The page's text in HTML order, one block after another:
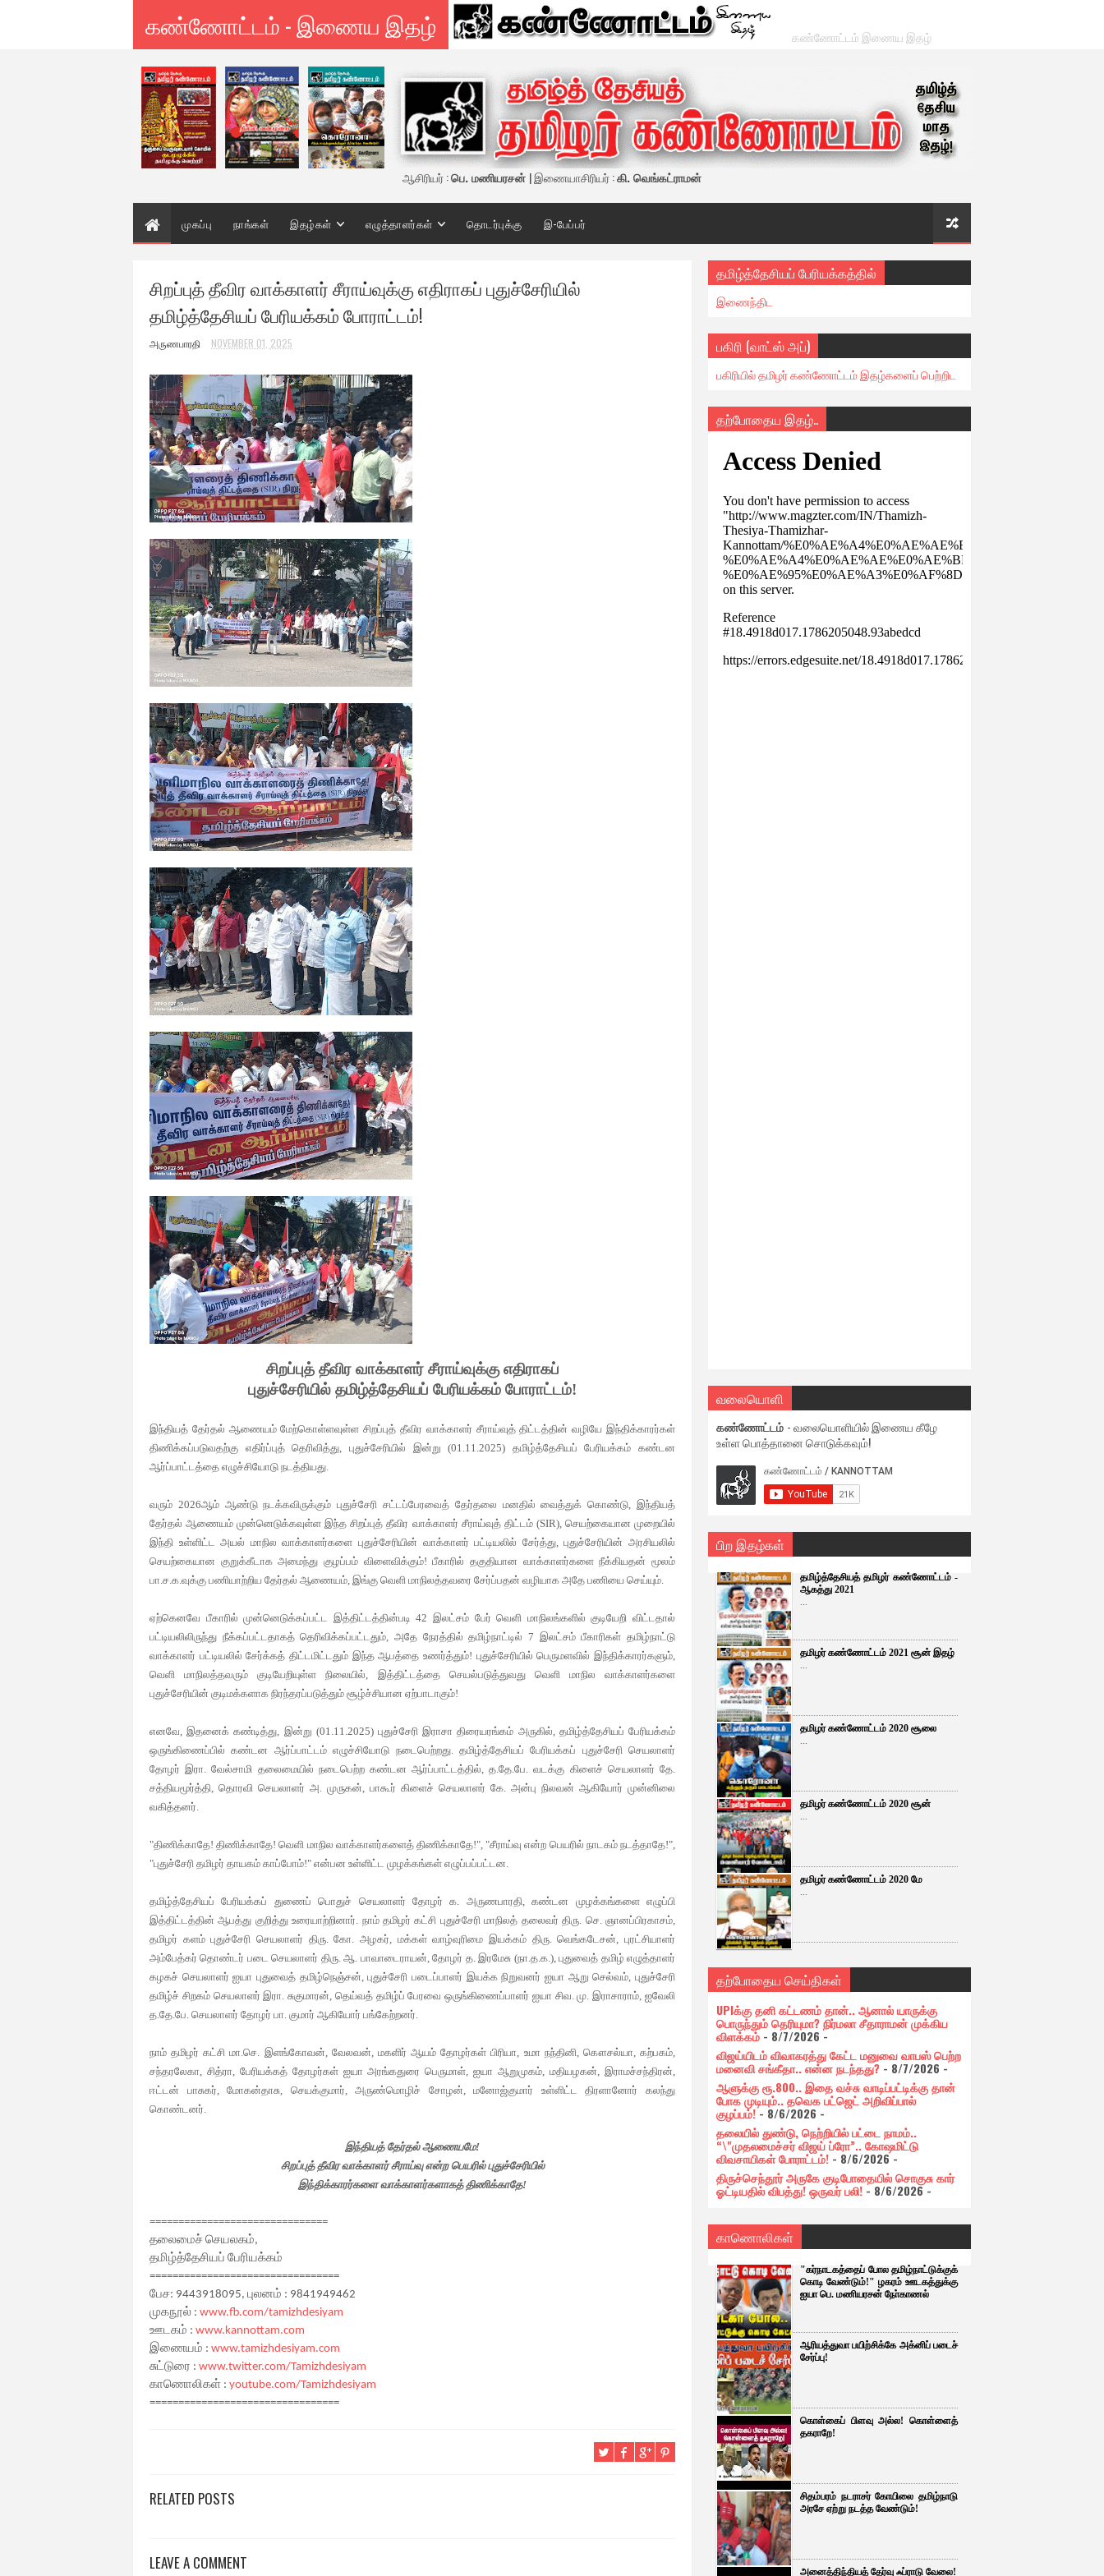
கண்ணோட்டம் - இணைய இதழ் கண்ணோட்டம் இணைய இதழ்
ஆசிரியர் :பெ. மணியரசன் | இணையாசிரியர் :கி. வெங்கட்ராமன்
முகப்பு நாங்கள் இதழ்கள் எழுத்தாளர்கள் தொடர்புக்கு இ-பேப்பர்
சிறப்புத் தீவிர வாக்காளர் சீராய்வுக்கு எதிராகப் புதுச்சேரியில்
தமிழ்த்தேசியப் பேரியக்கம் போராட்டம்!
அருணபாரதி NOVEMBER 01, 2025
சிறப்புத் தீவிர வாக்காளர் சீராய்வுக்கு எதிராகப்
புதுச்சேரியில் தமிழ்த்தேசியப் பேரியக்கம் போராட்டம்!
இந்தியத் தேர்தல் ஆணையம் மேற்கொள்ளவுள்ள சிறப்புத் தீவிர வாக்காளர் சீராய்வுத் திட்டத்தின் வழியே இந்திக்காரர்கள்
திணிக்கப்படுவதற்கு எதிர்ப்புத் தெரிவித்து, புதுச்சேரியில் இன்று (01.11.2025) தமிழ்த்தேசியப் பேரியக்கம் கண்டன
ஆர்ப்பாட்டத்தை எழுச்சியோடு நடத்தியது.
வரும் 2026ஆம் ஆண்டு நடக்கவிருக்கும் புதுச்சேரி சட்டப்பேரவைத் தேர்தலை மனதில் வைத்துக் கொண்டு, இந்தியத்
தேர்தல் ஆணையம் முன்னெடுக்கவுள்ள இந்த சிறப்புத் தீவிர வாக்காளர் சீராய்வுத் திட்டம் (SIR), செயற்கையான முறையில்
இந்தி உள்ளிட்ட அயல் மாநில வாக்காளர்களை புதுச்சேரியின் வாக்காளர் பட்டியலில் சேர்த்து, புதுச்சேரியின் அரசியலில்
செயற்கையான குறுக்கீடாக அமைந்து குழப்பம் விளைவிக்கும்! பீகாரில் தகுதியான வாக்காளர்களை நீக்கியதன் மூலம்
பா.ச.க.வுக்கு பணியாற்றிய தேர்தல் ஆணையம், இங்கு வெளி மாநிலத்தவரை சேர்ப்பதன் வழியாக அதே பணியை செய்யும்.
ஏற்கெனவே பீகாரில் முன்னெடுக்கப்பட்ட இத்திட்டத்தின்படி 42 இலட்சம் பேர் வெளி மாநிலங்களில் குடியேறி விட்டதால்
பட்டியலிலிருந்து நீக்கப்பட்டதாகத் தெரிவிக்கப்பட்டதும், அதே நேரத்தில் தமிழ்நாட்டில் 7 இலட்சம் பீகாரிகள் தமிழ்நாட்டு
வாக்காளர் பட்டியலில் சேர்க்கத் திட்டமிட்டதும் இந்த ஆபத்தை உணர்த்தும்! புதுச்சேரியில் பெருமளவில் இந்திக்காரர்களும்,
வெளி மாநிலத்தவரும் குடியேறியுள்ள நிலையில், இத்திட்டத்தை செயல்படுத்துவது வெளி மாநில வாக்காளர்களை
புதுச்சேரியின் குடிமக்களாக நிரந்தரப்படுத்தும் சூழ்ச்சியான ஏற்பாடாகும்!
எனவே, இதனைக் கண்டித்து, இன்று (01.11.2025) புதுச்சேரி இராசா திரையரங்கம் அருகில், தமிழ்த்தேசியப் பேரியக்கம்
ஒருங்கிணைப்பில் கண்டன ஆர்ப்பாட்டம் எழுச்சியோடு நடைபெற்றது. தமிழ்த்தேசியப் பேரியக்கப் புதுச்சேரி செயலாளர்
தோழர் இரா. வேல்சாமி தலைமையில் நடைபெற்ற கண்டன ஆர்ப்பாட்டத்தில், த.தே.பே. வடக்கு கிளைச் செயலாளர் தே.
சத்தியமூர்த்தி, தொரவி செயலாளர் அ. முருகன், பாகூர் கிளைச் செயலாளர் கே. அன்பு நிலவன் ஆகியோர் முன்னிலை
வகித்தனர்.
"திணிக்காதே! திணிக்காதே! வெளி மாநில வாக்காளர்களைத் திணிக்காதே!", "சீராய்வு என்ற பெயரில் நாடகம் நடத்தாதே!",
"புதுச்சேரி தமிழர் தாயகம் காப்போம்!" என்பன உள்ளிட்ட முழக்கங்கள் எழுப்பப்பட்டன.
தமிழ்த்தேசியப் பேரியக்கப் துணைப் பொதுச் செயலாளர் தோழர் க. அருணபாரதி, கண்டன முழக்கங்களை எழுப்பி
இத்திட்டத்தின் ஆபத்து குறித்து உரையாற்றினார். நாம் தமிழர் கட்சி புதுச்சேரி மாநிலத் தலைவர் திரு. செ. ஞானப்பிரகாசம்,
தமிழர் களம் புதுச்சேரி செயலாளர் திரு. கோ. அழகர், மக்கள் வாழ்வுரிமை இயக்கம் திரு. வெங்கடேசன், புரட்சியாளர்
அம்பேத்கர் தொண்டர் படை செயலாளர் திரு. ஆ. பாவாடைராயன், தோழர் த. இரமேசு (நா.த.க.), புதுவைத் தமிழ் எழுத்தாளர்
கழகச் செயலாளர் ஐயா புதுவைத் தமிழ்நெஞ்சன், புதுச்சேரி படைப்பாளர் இயக்க நிறுவனர் ஐயா ஆறு செல்வம், புதுச்சேரி
தமிழ்ச் சிறகம் செயலாளர் இரா. சுகுமாரன், தெய்வத் தமிழ்ப் பேரவை ஒருங்கிணைப்பாளர் ஐயா சிவ. மு. இராசாராம், ஐவேலி
த.தே.பே. செயலாளர் தோழர் பா. குமார் ஆகியோர் பங்கேற்றனர்.
நாம் தமிழர் கட்சி மா.செ. இளங்கோவன், வேலவன், மகளிர் ஆயம் தோழர்கள் பிரியா, உமா நந்தினி, கௌசல்யா, கற்பகம்,
சந்தரலேகா, சித்ரா, பேரியக்கத் தோழர்கள் ஐயா அரங்கதுரை பெருமாள், ஐயா ஆறுமுகம், மதியழகன், இராமச்சந்திரன்,
ஈட்டன் பாசுகர், மோகன்தாசு, செயக்குமார், அருண்மொழிச் சோழன், மனோஜ்குமார் உள்ளிட்ட திரளானோர் கலந்து
கொண்டனர்.
இந்தியத் தேர்தல் ஆணையமே!
சிறப்புத் தீவிர வாக்காளர் சீராய்வு என்ற பெயரில் புதுச்சேரியில்
இந்திக்காரர்களை வாக்காளர்களாகத் திணிக்காதே!
===============================
தலைமைச் செயலகம்,
தமிழ்த்தேசியப் பேரியக்கம்
=================================
பேச: 9443918095, புலனம் : 9841949462
முகநூல் : www.fb.com/tamizhdesiyam
ஊடகம் : www.kannottam.com
இணையம் : www.tamizhdesiyam.com
சுட்டுரை : www.twitter.com/Tamizhdesiyam
காணொலிகள் : youtube.com/Tamizhdesiyam
=================================
RELATED POSTS
LEAVE A COMMENT
தமிழ்த்தேசியப் பேரியக்கத்தில்
இணைந்திட
பகிரி (வாட்ஸ் அப்)
பகிரியில் தமிழர் கண்ணோட்டம் இதழ்களைப் பெற்றிட
தற்போதைய இதழ்..
வலையொளி
கண்ணோட்டம் - வலையொளியில் இணைய கீழே
உள்ள பொத்தானை சொடுக்கவும்!
பிற இதழ்கள்
தமிழ்த்தேசியத் தமிழர் கண்ணோட்டம் -
ஆகத்து 2021
...
தமிழர் கண்ணோட்டம் 2021 சூன் இதழ்
...
தமிழர் கண்ணோட்டம் 2020 சூலை
...
தமிழர் கண்ணோட்டம் 2020 சூன்
...
தமிழர் கண்ணோட்டம் 2020 மே
...
தற்போதைய செய்திகள்
UPIக்கு தனி கட்டணம் தான்.. ஆனால் யாருக்கு
பொருந்தும் தெரியுமா? நிர்மலா சீதாராமன் முக்கிய
விளக்கம் - 8/7/2026 -
விஜய்யிடம் விவாகரத்து கேட்ட மனுவை வாபஸ் பெற்ற
மனைவி சங்கீதா.. என்ன நடந்தது? - 8/7/2026 -
ஆளுக்கு ரூ.800.. இதை வச்சு வாடிப்பட்டிக்கு தான்
போக முடியும்.. தவெக பட்ஜெட் அறிவிப்பால்
குழப்பம்!- 8/6/2026 -
தலையில் துண்டு, நெற்றியில் பட்டை நாமம்..
“\"முதலமைச்சர் விஜய் ப்ரோ”.. கோஷமிட்டு
விவசாயிகள் போராட்டம்! - 8/6/2026-
திருச்செந்தூர் அருகே குடிபோதையில் சொகுசு கார்
ஓட்டியதில் விபத்து! ஒருவர் பலி! - 8/6/2026-
காணொலிகள்
"கர்நாடகத்தைப் போல தமிழ்நாட்டுக்குக்
கொடி வேண்டும்!" ழகரம் ஊடகத்துக்கு
ஐயா பெ. மணியரசன் நோ்காணல்
ஆரியத்துவா பயிற்சிக்கே அக்னிப் படைச்
சேர்ப்பு!
கொள்கைப் பிளவு அல்ல! கொள்ளைத்
தகராறே!
சிதம்பரம் நடராசர் கோயிலை தமிழ்நாடு
அரசே ஏற்று நடத்த வேண்டும்!
அனைத்திந்தியத் தேர்வு ஃப்ராடு வேலை!